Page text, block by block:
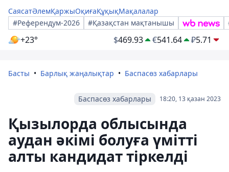
СаясатӘлемҚаржыОқиғаҚұқықМақалалар
#Референдум-2026
#Қазақстан мақтанышы
+23° $469.93 €541.64 ₽5.71
Басты Барлық жаңалықтар Баспасөз хабарлары
18:20, 13 қазан 2023
Баспасөз хабарлары
Қызылорда облысында
аудан әкімі болуға үмітті
алты кандидат тіркелді